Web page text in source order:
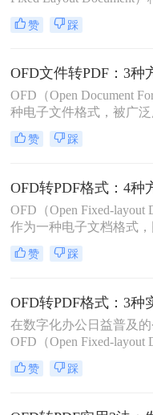
中国的广泛应用而受到关
在某些情况下，用户可能
在不同平台和设备之间
OFD用什么软件转换成
是三种将OFD文件转换为
方法。
赞 踩
OFD（Open Document
种电子文件格式，被广
文档管理和电子出版领域
时候我们需要将OFD文件
和设备上共享和查看。那
么转pdf文件呢？下面将
的方法，帮助您将OFD
PDF文件。
赞 踩
OFD（Open Fixed-layout
作为一种电子文档格式
化、安全性和长期保存性
政务、商务等领域得到了
将OFD文件转换为PDF格
好地分享、阅读和存档
样转换成PDF格式呢？本
绍四种将OFD转换为
赞 踩
在数字化办公日益普及的
OFD（Open Fixed-layout
作为一种新兴的电子文档
其良好的安全性和标准化
应用。然而，PDF（
赞 踩